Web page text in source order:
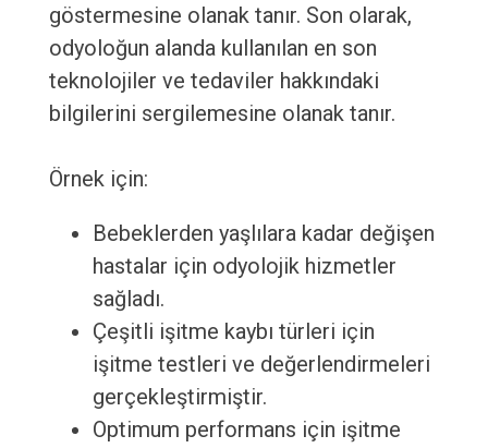
göstermesine olanak tanır. Son olarak,
odyoloğun alanda kullanılan en son
teknolojiler ve tedaviler hakkındaki
bilgilerini sergilemesine olanak tanır.
Örnek için:
Bebeklerden yaşlılara kadar değişen
hastalar için odyolojik hizmetler
sağladı.
Çeşitli işitme kaybı türleri için
işitme testleri ve değerlendirmeleri
gerçekleştirmiştir.
Optimum performans için işitme